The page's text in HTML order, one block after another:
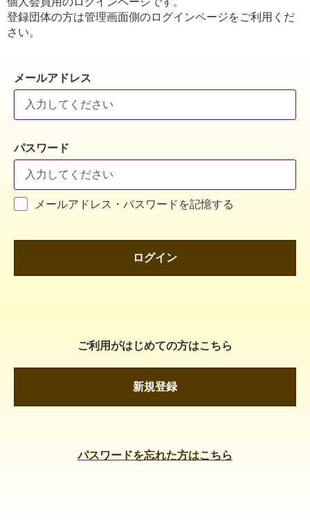
登録団体の方は管理画面側のログインページをご利用くだ
さい。
メールアドレス
パスワード
メールアドレス・パスワードを記憶する
ログイン
ご利用がはじめての方はこちら
新規登録
パスワードを忘れた方はこちら